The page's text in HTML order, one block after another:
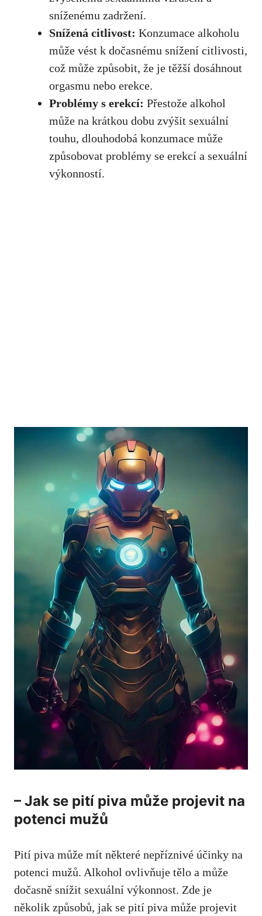
sníženému zadržení.
Snížená citlivost: Konzumace alkoholu
může vést k dočasnému snížení citlivosti,
což může způsobit, že je těžší dosáhnout
orgasmu nebo erekce.
Problémy s erekcí: Přestože alkohol
může na krátkou dobu zvýšit sexuální
touhu, dlouhodobá konzumace může
způsobovat problémy se erekcí a sexuální
výkonností.
– Jak se pití piva může projevit na
potenci mužů
Pití piva může mít některé nepříznivé účinky na
potenci mužů. Alkohol ovlivňuje tělo a může
dočasně snížit sexuální výkonnost. Zde je
několik způsobů, jak se pití piva může projevit